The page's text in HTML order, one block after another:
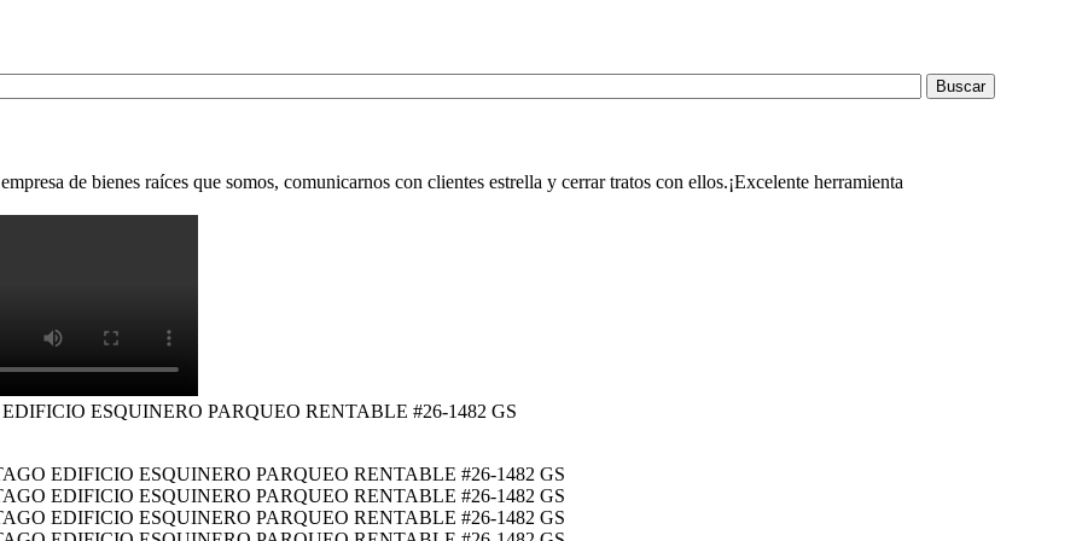
de bienes raíces que somos, comunicarnos con clientes estrella y cerrar tratos con ellos.¡Excelente herramienta